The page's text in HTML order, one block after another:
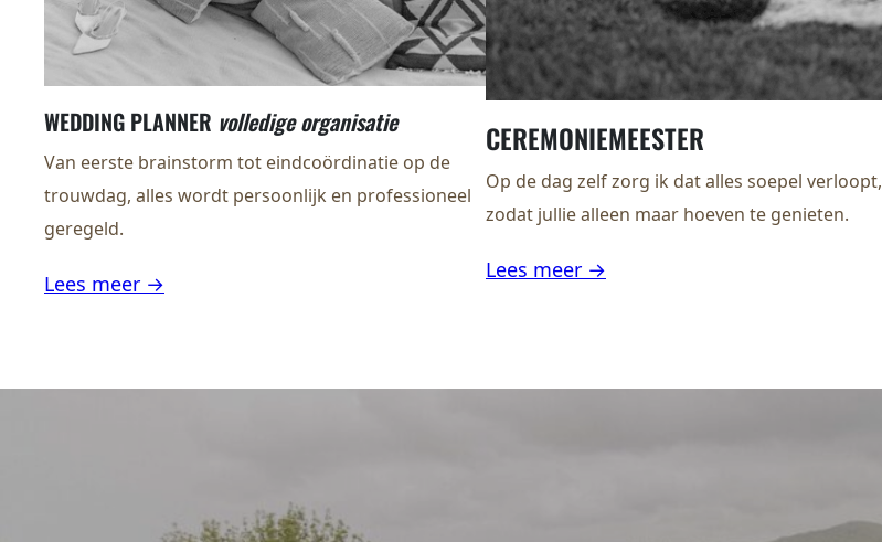
WEDDING PLANNER volledige organisatie
Van eerste brainstorm tot eindcoördinatie op de
trouwdag, alles wordt persoonlijk en professioneel
geregeld.
Lees meer →
CEREMONIEMEESTER
Op de dag zelf zorg ik dat alles soepel verloopt,
zodat jullie alleen maar hoeven te genieten.
Lees meer →